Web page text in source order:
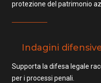
protezione del patrimonio
Indagini
Supporta la difesa legale
per i processi penali.